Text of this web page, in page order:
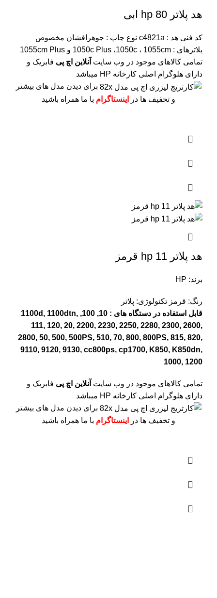
هد پلاتر 80 hp ابی
کد فنی هد : c4821a نوع چاپ : جوهرافشان مخصوص
پلاترهای : 1050c Plus ،1050c ، 1055cm و 1055cm Plus
تمامی کالاهای موجود در وب سایت آنلاین اچ پی فابریک و
دارای هلوگرام اصلی کارخانه HP میباشد
برای دیدن مدل های بیشتر
و تخفیف ها در
اینستاگرام با ما همراه باشید
هد پلاتر 11 hp قرمز
برند: HP
رنگ: قرمز تکنولوژی: پلاتر
قابل استفاده در دستگاه های : 10, 100, 1100d, 1100dtn,
111, 120, 20, 2200, 2230, 2250, 2280, 2300, 2600,
2800, 50, 500, 500PS, 510, 70, 800, 800PS, 815, 820,
9110, 9120, 9130, cc800ps, cp1700, K850, K850dn,
1000, 1200
تمامی کالاهای موجود در وب سایت آنلاین اچ پی فابریک و
دارای هلوگرام اصلی کارخانه HP میباشد
برای دیدن مدل های بیشتر
و تخفیف ها در
اینستاگرام با ما همراه باشید